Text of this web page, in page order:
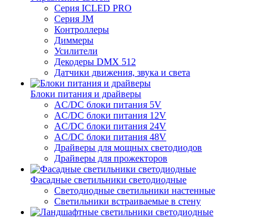
Серия ICLED PRO
Серия JM
Контроллеры
Диммеры
Усилители
Декодеры DMX 512
Датчики движения, звука и света
Блоки питания и драйверы
AC/DC блоки питания 5V
AC/DC блоки питания 12V
AC/DC блоки питания 24V
AC/DC блоки питания 48V
Драйверы для мощных светодиодов
Драйверы для прожекторов
Фасадные светильники светодиодные
Светодиодные светильники настенные
Светильники встраиваемые в стену